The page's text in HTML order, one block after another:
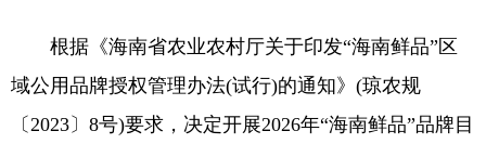
根据《海南省农业农村厅关于印发“海南鲜品”区
域公用品牌授权管理办法(试行)的通知》(琼农规
〔2023〕8号)要求，决定开展2026年“海南鲜品”品牌目